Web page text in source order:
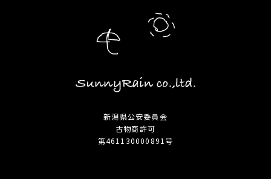
新潟県公安委員会
古物商許可
第461130000891号